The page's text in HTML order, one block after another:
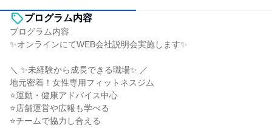
プログラム内容
プログラム内容
✨オンラインにてWEB会社説明会実施します✨
＼ ✨未経験から成長できる職場✨ ／
地元密着！女性専用フィットネスジム
⭐運動・健康アドバイス中心
⭐店舗運営や広報も学べる
⭐チームで協力し合える